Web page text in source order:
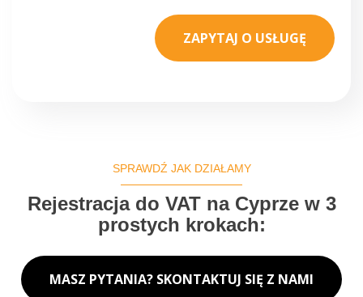
ZAPYTAJ O USŁUGĘ
SPRAWDŹ JAK DZIAŁAMY
Rejestracja do VAT na Cyprze w 3
prostych krokach:
MASZ PYTANIA? SKONTAKTUJ SIĘ Z NAMI